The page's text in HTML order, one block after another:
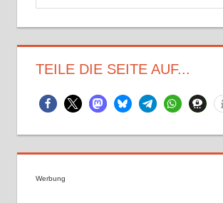
nach:
TEILE DIE SEITE AUF...
Werbung